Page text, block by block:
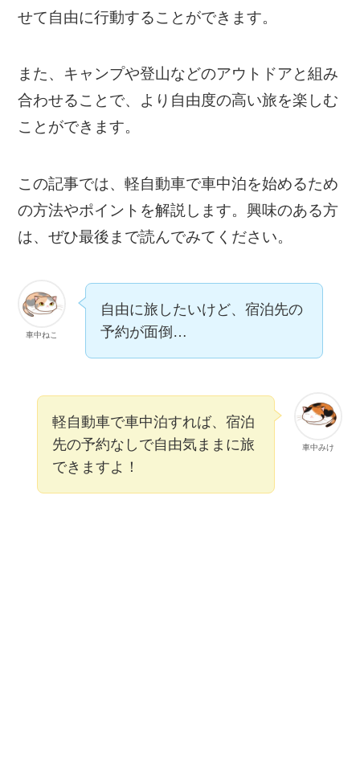
せて自由に行動することができます。
また、キャンプや登山などのアウトドアと組み
合わせることで、より自由度の高い旅を楽しむ
ことができます。
この記事では、軽自動車で車中泊を始めるため
の方法やポイントを解説します。興味のある方
は、ぜひ最後まで読んでみてください。
車中ねこ
自由に旅したいけど、宿泊先の
予約が面倒…
車中みけ
軽自動車で車中泊すれば、宿泊
先の予約なしで自由気ままに旅
できますよ！